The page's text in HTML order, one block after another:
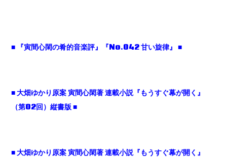
■ 『寅間心閑の肴的音楽評』『No.042甘い旋律』 ■
■大畑ゆかり原案寅間心閑著連載小説『もうすぐ幕が開く』
（第02回）縦書版 ■
■大畑ゆかり原案寅間心閑著連載小説『もうすぐ幕が開く』